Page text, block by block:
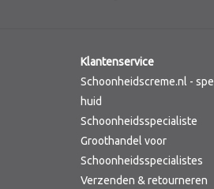
Klantenservice
Schoonheidscreme.nl -
huid
Schoonheidsspecialiste
Groothandel voor
Schoonheidsspecialistes
Verzenden & retourneren